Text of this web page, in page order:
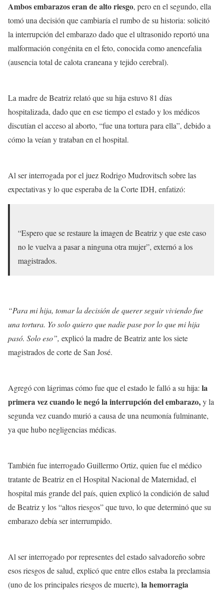
Ambos embarazos eran de alto riesgo, pero en el segundo, ella
tomó una decisión que cambiaría el rumbo de su historia: solicitó
la interrupción del embarazo dado que el ultrasonido reportó una
malformación congénita en el feto, conocida como anencefalia
(ausencia total de calota craneana y tejido cerebral).
La madre de Beatriz relató que su hija estuvo 81 días
hospitalizada, dado que en ese tiempo el estado y los médicos
discutían el acceso al aborto, “fue una tortura para ella”, debido a
cómo la veían y trataban en el hospital.
Al ser interrogada por el juez Rodrigo Mudrovitsch sobre las
expectativas y lo que esperaba de la Corte IDH, enfatizó:
“Espero que se restaure la imagen de Beatriz y que este caso
no le vuelva a pasar a ninguna otra mujer”, externó a los
magistrados.
“Para mi hija, tomar la decisión de querer seguir viviendo fue
una tortura. Yo solo quiero que nadie pase por lo que mi hija
pasó. Solo eso”, explicó la madre de Beatriz ante los siete
magistrados de corte de San José.
Agregó con lágrimas cómo fue que el estado le falló a su hija: la
primera vez cuando le negó la interrupción del embarazo,y la
segunda vez cuando murió a causa de una neumonía fulminante,
ya que hubo negligencias médicas.
También fue interrogado Guillermo Ortiz, quien fue el médico
tratante de Beatriz en el Hospital Nacional de Maternidad, el
hospital más grande del país, quien explicó la condición de salud
de Beatriz y los “altos riesgos” que tuvo, lo que determinó que su
embarazo debía ser interrumpido.
Al ser interrogado por representes del estado salvadoreño sobre
esos riesgos de salud, explicó que entre ellos estaba la preclamsia
(uno de los principales riesgos de muerte), la hemorragia